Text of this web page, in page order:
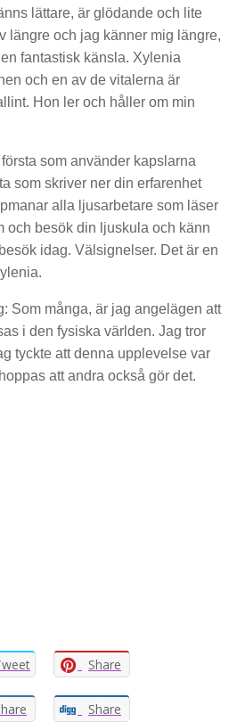
lättare, är glödande och lite
längre och jag känner mig längre,
fantastisk känsla. Xylenia
och en av de vitalerna är
Hon ler och håller om min
som använder kapslarna
som skriver ner din erfarenhet
alla ljusarbetare som läser
och besök din ljuskula och känn
idag. Välsignelser. Det är en
Som många, är jag angelägen att
i den fysiska världen. Jag tror
tyckte att denna upplevelse var
att andra också gör det.
Share
Share